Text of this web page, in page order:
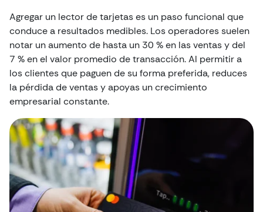
Agregar un lector de tarjetas es un paso funcional que
conduce a resultados medibles. Los operadores suelen
notar un aumento de hasta un 30 % en las ventas y del
7 % en el valor promedio de transacción. Al permitir a
los clientes que paguen de su forma preferida, reduces
la pérdida de ventas y apoyas un crecimiento
empresarial constante.